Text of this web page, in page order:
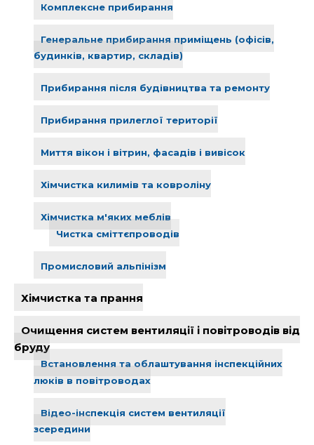
Комплексне прибирання
Генеральне прибирання приміщень (офісів,
будинків, квартир, складів)
Прибирання після будівництва та ремонту
Прибирання прилеглої території
Миття вікон і вітрин, фасадів і вивісок
Хімчистка килимів та ковроліну
Хімчистка м'яких меблів
Чистка сміттєпроводів
Промисловий альпінізм
Хімчистка та прання
Очищення систем вентиляції і повітроводів від
бруду
Встановлення та облаштування інспекційних
люків в повітроводах
Відео-інспекція систем вентиляції
зсередини